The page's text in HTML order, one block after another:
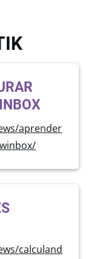
aprender
calculand